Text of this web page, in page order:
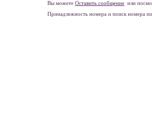
Вы можете Оставить сообщение или
Принадлежность номера и поиск номера